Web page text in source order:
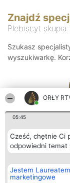
ORŁY
05:45
Cześć, chętnie Ci
odpowiedni temat
Jestem
marketingowe
Znajdź
Plebiscyt
Szukasz
wyszukiwarkę.
Organizator
Bright Side Solutions sp.
o. sp. k.